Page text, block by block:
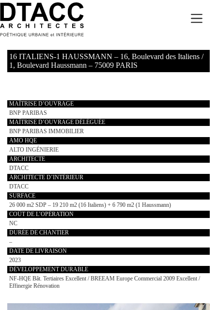
Passer
contenu
16 ITALIENS-1 HAUSSMANN – 16, Boulevard des Italiens /
1, Boulevard Haussmann – 75009 PARIS
MAÎTRISE D’OUVRAGE
BNP PARIBAS
MAÎTRISE D’OUVRAGE DÉLÉGUÉE
BNP PARIBAS IMMOBILIER
AMO HQE
ALTO INGÉNIERIE
ARCHITECTE
DTACC
ARCHITECTE D’INTÉRIEUR
DTACC
SURFACE
26 000 m2 SDP – 19 210 m2 (16 Italiens) + 6 790 m2 (1 Haussmann)
COÛT DE L’OPÉRATION
NC
DURÉE DE CHANTIER
–
DATE DE LIVRAISON
2023
DÉVELOPPEMENT DURABLE
NF-HQE Bât. Tertiaires Excellent / BREEAM Europe Commercial 2009 Excellent /
Effinergie Rénovation